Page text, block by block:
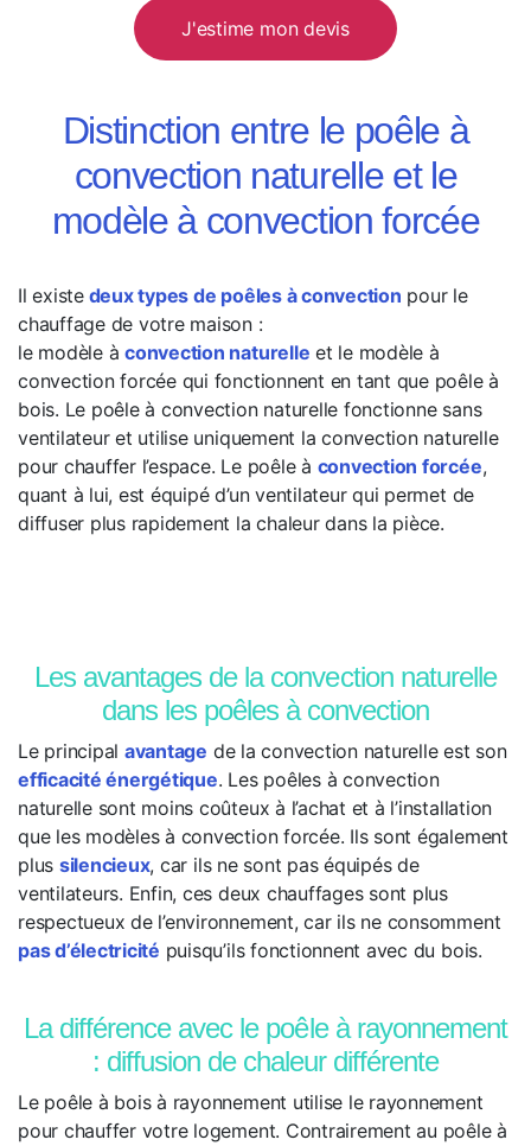
J'estime mon devis
Distinction entre le poêle à
convection naturelle et le
modèle à convection forcée
Il existedeux types de poêles à convection pour le
chauffage de votre maison :
le modèle àconvection naturelle et le modèle à
convection forcée qui fonctionnent en tant que poêle à
bois. Le poêle à convection naturelle fonctionne sans
ventilateur et utilise uniquement la convection naturelle
pour chauffer l’espace. Le poêle à convection forcée,
quant à lui, est équipé d’un ventilateur qui permet de
diffuser plus rapidement la chaleur dans la pièce.
Les avantages de la convection naturelle
dans les poêles à convection
Le principal avantage de la convection naturelle est son
efficacité énergétique. Les poêles à convection
naturelle sont moins coûteux à l’achat et à l’installation
que les modèles à convection forcée. Ils sont également
plus silencieux, car ils ne sont pas équipés de
ventilateurs. Enfin, ces deux chauffages sont plus
respectueux de l’environnement, car ils ne consomment
pas d’électricité puisqu’ils fonctionnent avec du bois.
La différence avec le poêle à rayonnement
: diffusion de chaleur différente
Le poêle à bois à rayonnement utilise le rayonnement
pour chauffer votre logement. Contrairement au poêle à